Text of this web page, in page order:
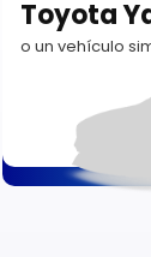
Toyota
o un vehículo